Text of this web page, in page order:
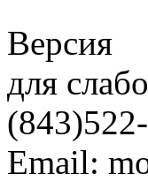
Версия
для
(843)
Email: